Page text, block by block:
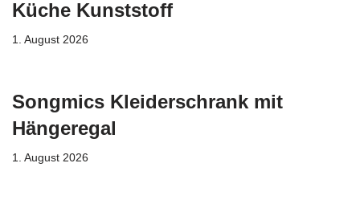
Küche Kunststoff
1. August 2026
Songmics Kleiderschrank mit
Hängeregal
1. August 2026